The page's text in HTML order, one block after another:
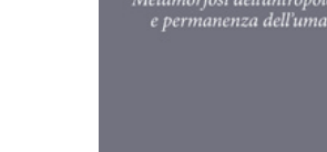
AGGIUNGI AL CARRELLO